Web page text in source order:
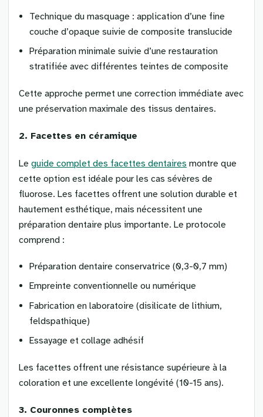
Technique du masquage : application d’une fine
couche d’opaque suivie de composite translucide
Préparation minimale suivie d’une restauration
stratifiée avec différentes teintes de composite
Cette approche permet une correction immédiate avec
une préservation maximale des tissus dentaires.
2. Facettes en céramique
Le guide complet des facettes dentaires montre que
cette option est idéale pour les cas sévères de
fluorose. Les facettes offrent une solution durable et
hautement esthétique, mais nécessitent une
préparation dentaire plus importante. Le protocole
comprend :
Préparation dentaire conservatrice (0,3-0,7 mm)
Empreinte conventionnelle ou numérique
Fabrication en laboratoire (disilicate de lithium,
feldspathique)
Essayage et collage adhésif
Les facettes offrent une résistance supérieure à la
coloration et une excellente longévité (10-15 ans).
3. Couronnes complètes